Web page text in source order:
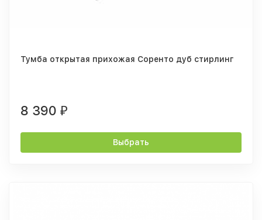
Тумба открытая прихожая Соренто дуб стирлинг
8 390 ₽
Выбрать